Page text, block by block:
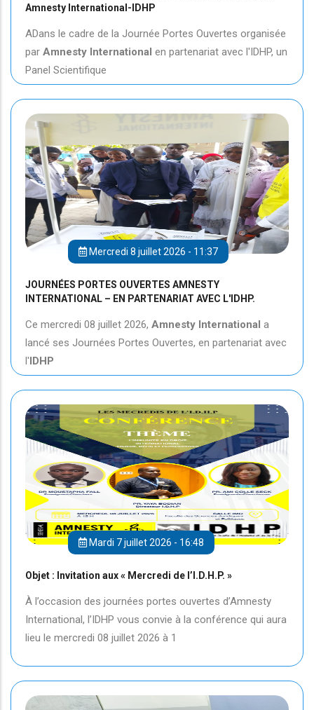
Amnesty International-IDHP
ADans le cadre de la Journée Portes Ouvertes organisée
par Amnesty International en partenariat avec l'IDHP, un
Panel Scientifique
Mercredi 8 juillet 2026 - 11:37
JOURNÉES PORTES OUVERTES AMNESTY
INTERNATIONAL – EN PARTENARIAT AVEC L'IDHP.
Ce mercredi 08 juillet 2026, Amnesty International a
lancé ses Journées Portes Ouvertes, en partenariat avec
l'IDHP
Mardi 7 juillet 2026 - 16:48
Objet : Invitation aux « Mercredi de l’I.D.H.P. »
À l’occasion des journées portes ouvertes d’Amnesty
International, l’IDHP vous convie à la conférence qui aura
lieu le mercredi 08 juillet 2026 à 1